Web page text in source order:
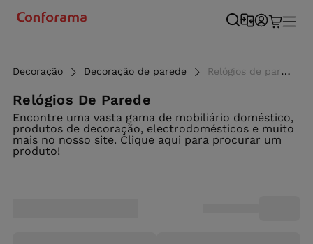
Decoração Decoração de parede Relógios de parede - Conforama
Relógios De Parede
Encontre uma vasta gama de mobiliário doméstico,
produtos de decoração, electrodomésticos e muito
mais no nosso site. Clique aqui para procurar um
produto!